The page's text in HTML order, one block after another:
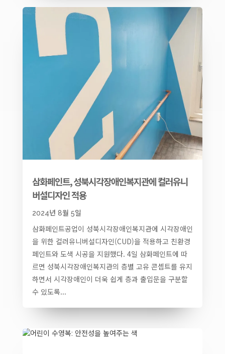
삼화페인트, 성북시각장애인복지관에 컬러유니
버설디자인 적용
2024년 8월 5일
삼화페인트공업이 성북시각장애인복지관에 시각장애인
을 위한 컬러유니버설디자인(CUD)을 적용하고 친환경
페인트와 도색 시공을 지원했다. 4일 삼화페인트에 따
르면 성북시각장애인복지관의 층별 고유 콘셉트를 유지
하면서 시각장애인이 더욱 쉽게 층과 출입문을 구분할
수 있도록...